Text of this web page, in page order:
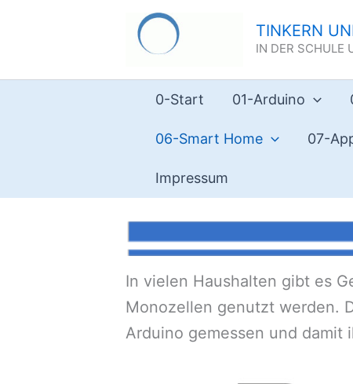
TINKERN
IN DER SCHULE
0-Start 01-Arduino
06-Smart Home 07-
Impressum
In vielen Haushalten gibt es
Monozellen genutzt werden.
Arduino gemessen und damit